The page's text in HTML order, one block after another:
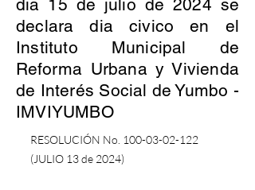
dia 15 de julio de 2024 se
declara dia civico en el
Instituto Municipal de
Reforma Urbana y Vivienda
de Interés Social de Yumbo -
IMVIYUMBO
RESOLUCIÓN No. 100-03-02-122
(JULIO 13 de 2024)